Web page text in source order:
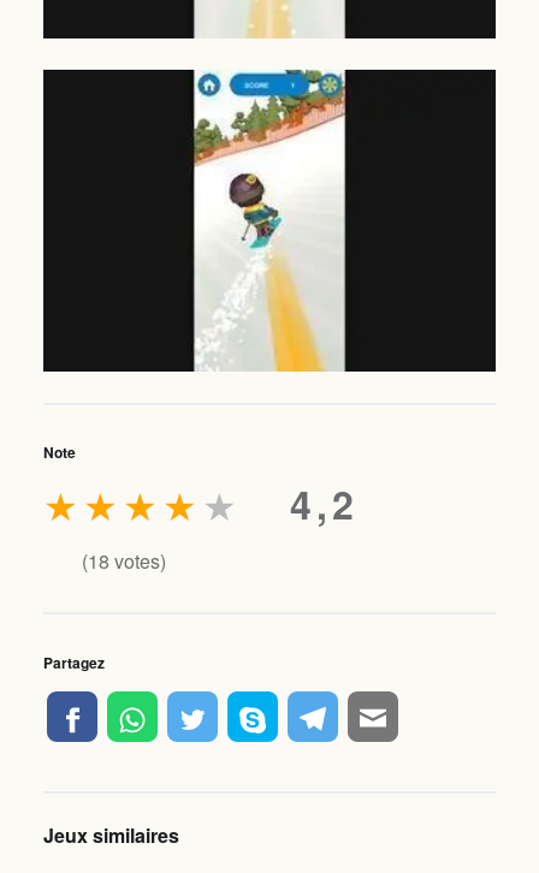
Note
4,2
★
★
★
★
★
(18 votes)
Partagez
Jeux similaires